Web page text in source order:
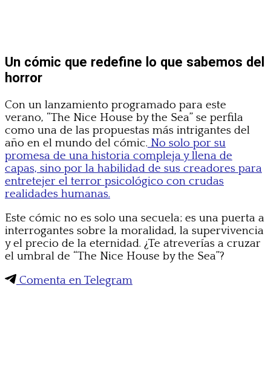
Un cómic que redefine lo que sabemos del
horror
Con un lanzamiento programado para este
verano, “The Nice House by the Sea” se perfila
como una de las propuestas más intrigantes del
año en el mundo del cómic. No solo por su
promesa de una historia compleja y llena de
capas, sino por la habilidad de sus creadores para
entretejer el terror psicológico con crudas
realidades humanas.
Este cómic no es solo una secuela; es una puerta a
interrogantes sobre la moralidad, la supervivencia
y el precio de la eternidad. ¿Te atreverías a cruzar
el umbral de “The Nice House by the Sea”?
Comenta en Telegram